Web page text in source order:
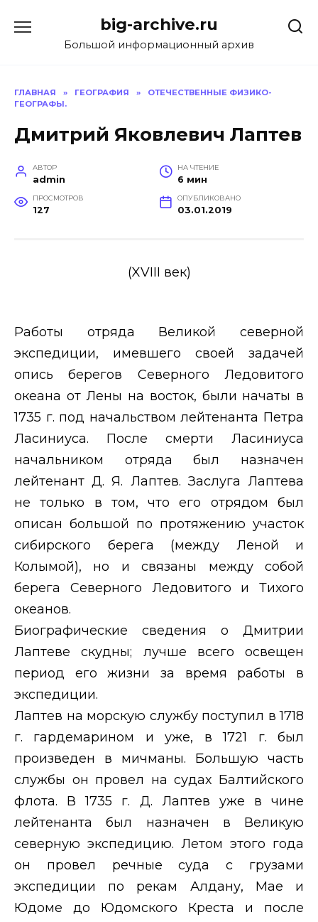
содержанию
big-archive.ru
Большой информационный архив
ГЛАВНАЯ » ГЕОГРАФИЯ »
ОТЕЧЕСТВЕННЫЕ ФИЗИКО-
ГЕОГРАФЫ.
Дмитрий Яковлевич Лаптев
АВТОР
admin
НА ЧТЕНИЕ
6 мин
ПРОСМОТРОВ
127
ОПУБЛИКОВАНО
03.01.2019
(XVIII век)
Работы отряда Великой северной
экспедиции, имевшего своей задачей
опись берегов Северного Ледовитого
океана от Лены на восток, были начаты в
1735 г. под начальством лейтенанта Петра
Ласиниуса. После смерти Ласиниуса
начальником отряда был назначен
лейтенант Д. Я. Лаптев. Заслуга Лаптева
не только в том, что его отрядом был
описан большой по протяжению участок
сибирского берега (между Леной и
Колымой), но и связаны между собой
берега Северного Ледовитого и Тихого
океанов.
Биографические сведения о Дмитрии
Лаптеве скудны; лучше всего освещен
период его жизни за время работы в
экспедиции.
Лаптев на морскую службу поступил в 1718
г. гардемарином и уже, в 1721 г. был
произведен в мичманы. Большую часть
службы он провел на судах Балтийского
флота. В 1735 г. Д. Лаптев уже в чине
лейтенанта был назначен в Великую
северную экспедицию. Летом этого года
он провел речные суда с грузами
экспедиции по рекам Алдану, Мае и
Юдоме до Юдомского Креста и после